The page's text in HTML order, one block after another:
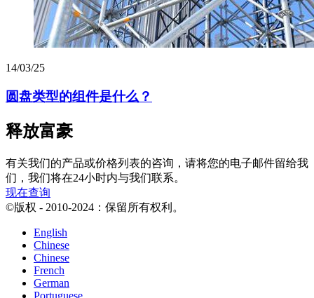
14/03/25
圆盘类型的组件是什么？
释放富豪
有关我们的产品或价格列表的咨询，请将您的电子邮件留给我
们，我们将在24小时内与我们联系。
现在查询
©版权 - 2010-2024：保留所有权利。
English
Chinese
Chinese
French
German
Portuguese